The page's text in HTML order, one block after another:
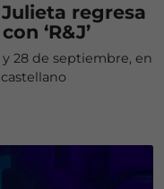
regresa
‘R&J’
28 de septiembre, en